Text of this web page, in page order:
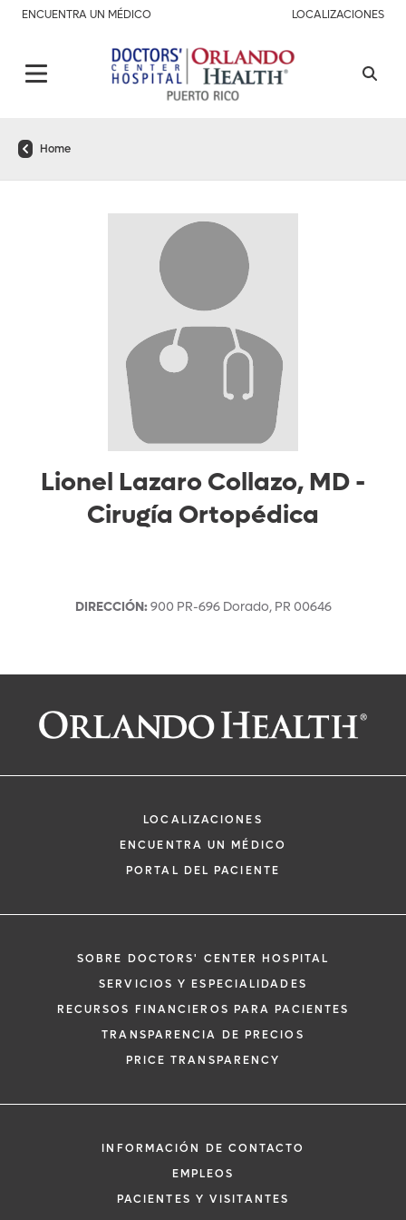
ENCUENTRA UN MÉDICO LOCALIZACIONES
Home
Lionel Lazaro Collazo, MD-
Cirugía Ortopédica
DIRECCIÓN:900 PR-696 Dorado, PR 00646
Solicitar una cita con:
Lionel Lazaro Collazo, MD
Cirugía Ortopédica
*Si tiene una emergencia médica, llame
inmediato.
El siguiente formulario solo crea una
no una cita confirmada. Al completarlo,
representante se pondrá en contacto
información médica por correo
Orlando Health y sus afiliados.
LOCALIZACIONES
ENCUENTRA UN MÉDICO
PORTAL DEL PACIENTE
SOBRE DOCTORS' CENTER HOSPITAL
SERVICIOS Y ESPECIALIDADES
RECURSOS FINANCIEROS PARA PACIENTES
TRANSPARENCIA DE PRECIOS
PRICE TRANSPARENCY
INFORMACIÓN DE CONTACTO
EMPLEOS
PACIENTES Y VISITANTES